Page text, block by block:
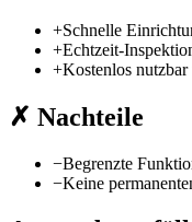
+Schnelle
+Echtzeit-
+Kostenlos
✗ Nachteile
−Begrenzte
−Keine